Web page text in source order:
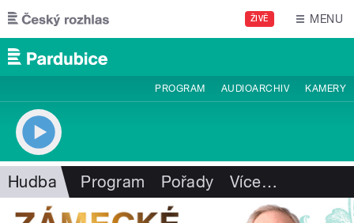
Přejít k hlavnímu obsahu
ŽIVĚ MENU
PROGRAM AUDIOARCHIV KAMERY
Hudba Program Pořady Více…